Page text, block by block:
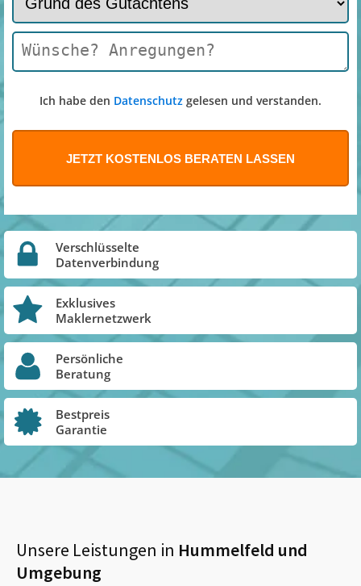
Ich habe den Datenschutz gelesen und verstanden.
Verschlüsselte
Datenverbindung
Exklusives
Maklernetzwerk
Persönliche
Beratung
Bestpreis
Garantie
Unsere Leistungen in Hummelfeld und
Umgebung